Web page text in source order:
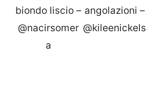
biondo liscio –
@nacirsomer
a
angolazioni –
@kileenickels